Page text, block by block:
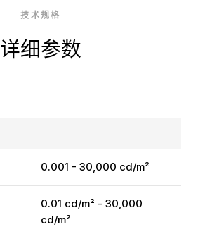
技术规格
详细参数
0.001 - 30,000 cd/m²
0.01 cd/m² - 30,000
cd/m²